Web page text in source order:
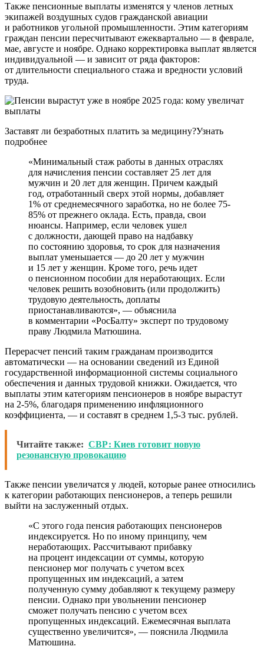
Также пенсионные выплаты изменятся у членов летных
экипажей воздушных судов гражданской авиации
и работников угольной промышленности. Этим категориям
граждан пенсии пересчитывают ежеквартально — в феврале,
мае, августе и ноябре. Однако корректировка выплат является
индивидуальной — и зависит от ряда факторов:
от длительности специального стажа и вредности условий
труда.
Заставят ли безработных платить за медицину?Узнать
подробнее
«Минимальный стаж работы в данных отраслях
для начисления пенсии составляет 25 лет для
мужчин и 20 лет для женщин. Причем каждый
год, отработанный сверх этой нормы, добавляет
1% от среднемесячного заработка, но не более 75-
85% от прежнего оклада. Есть, правда, свои
нюансы. Например, если человек ушел
с должности, дающей право на надбавку
по состоянию здоровья, то срок для назначения
выплат уменьшается — до 20 лет у мужчин
и 15 лет у женщин. Кроме того, речь идет
о пенсионном пособии для неработающих. Если
человек решить возобновить (или продолжить)
трудовую деятельность, доплаты
приостанавливаются», — объяснила
в комментарии «РосБалту» эксперт по трудовому
праву Людмила Матюшина.
Перерасчет пенсий таким гражданам производится
автоматически — на основании сведений из Единой
государственной информационной системы социального
обеспечения и данных трудовой книжки. Ожидается, что
выплаты этим категориям пенсионеров в ноябре вырастут
на 2-5%, благодаря применению инфляционного
коэффициента, — и составят в среднем 1,5-3 тыс. рублей.
Читайте также: СВР: Киев готовит новую
резонансную провокацию
Также пенсии увеличатся у людей, которые ранее относились
к категории работающих пенсионеров, а теперь решили
выйти на заслуженный отдых.
«С этого года пенсия работающих пенсионеров
индексируется. Но по иному принципу, чем
неработающих. Рассчитывают прибавку
на процент индексации от суммы, которую
пенсионер мог получать с учетом всех
пропущенных им индексаций, а затем
полученную сумму добавляют к текущему размеру
пенсии. Однако при увольнении пенсионер
сможет получать пенсию с учетом всех
пропущенных индексаций. Ежемесячная выплата
существенно увеличится», — пояснила Людмила
Матюшина.